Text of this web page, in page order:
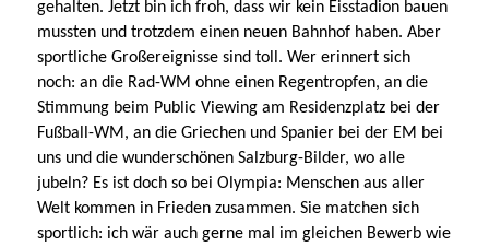
gehalten. Jetzt bin ich froh, dass wir kein Eisstadion bauen
mussten und trotzdem einen neuen Bahnhof haben. Aber
sportliche Großereignisse sind toll. Wer erinnert sich
noch: an die Rad-WM ohne einen Regentropfen, an die
Stimmung beim Public Viewing am Residenzplatz bei der
Fußball-WM, an die Griechen und Spanier bei der EM bei
uns und die wunderschönen Salzburg-Bilder, wo alle
jubeln? Es ist doch so bei Olympia: Menschen aus aller
Welt kommen in Frieden zusammen. Sie matchen sich
sportlich: ich wär auch gerne mal im gleichen Bewerb wie